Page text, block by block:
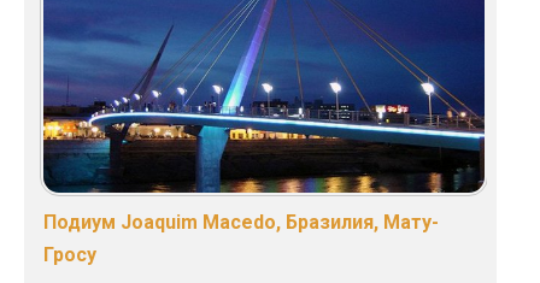
Подиум Joaquim Macedo, Бразилия, Мату-
Гросу